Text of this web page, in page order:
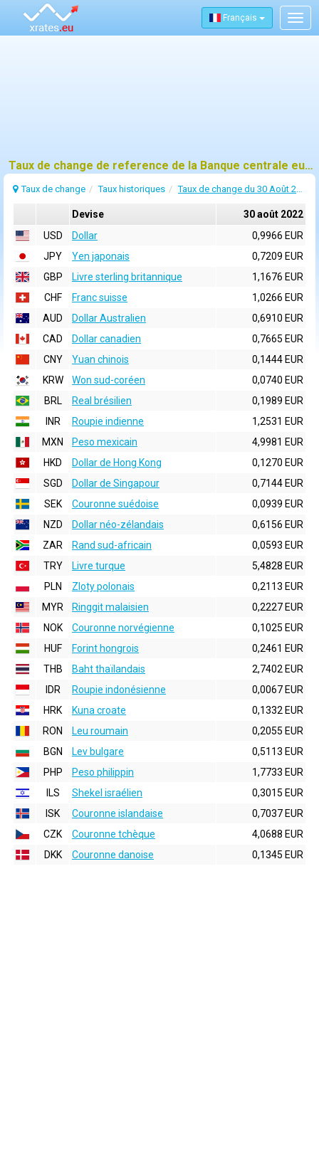
Français
Taux de change de reference de la Banque centrale europeenne (BCE) pour 30 août 2022
Taux de change Taux historiques Taux de change du 30 Août 2022
Devise
30 août 2022
USD
Dollar
0,9966 EUR
JPY
Yen japonais
0,7209 EUR
GBP
Livre sterling britannique
1,1676 EUR
CHF
Franc suisse
1,0266 EUR
AUD
Dollar Australien
0,6910 EUR
CAD
Dollar canadien
0,7665 EUR
CNY
Yuan chinois
0,1444 EUR
KRW
Won sud-coréen
0,0740 EUR
BRL
Real brésilien
0,1989 EUR
INR
Roupie indienne
1,2531 EUR
MXN
Peso mexicain
4,9981 EUR
HKD
Dollar de Hong Kong
0,1270 EUR
SGD
Dollar de Singapour
0,7144 EUR
SEK
Couronne suédoise
0,0939 EUR
NZD
Dollar néo-zélandais
0,6156 EUR
ZAR
Rand sud-africain
0,0593 EUR
TRY
Livre turque
5,4828 EUR
PLN
Zloty polonais
0,2113 EUR
MYR
Ringgit malaisien
0,2227 EUR
NOK
Couronne norvégienne
0,1025 EUR
HUF
Forint hongrois
0,2461 EUR
THB
Baht thaïlandais
2,7402 EUR
IDR
Roupie indonésienne
0,0067 EUR
HRK
Kuna croate
0,1332 EUR
RON
Leu roumain
0,2055 EUR
BGN
Lev bulgare
0,5113 EUR
PHP
Peso philippin
1,7733 EUR
ILS
Shekel israélien
0,3015 EUR
ISK
Couronne islandaise
0,7037 EUR
CZK
Couronne tchèque
4,0688 EUR
DKK
Couronne danoise 0,1345 EUR